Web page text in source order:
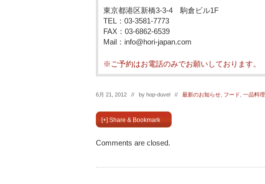
東京都港区新橋3-3-4 駒倉ビル1F
TEL：03-3581-7773
FAX：03-6862-6539
Mail：info@hori-japan.com
※ご予約はお電話のみでお願いしております。
6月 21, 2012 // by hop-duvel // 最新のお知らせ フード 一品料理
[+] Share & Bookmark
Comments are closed.